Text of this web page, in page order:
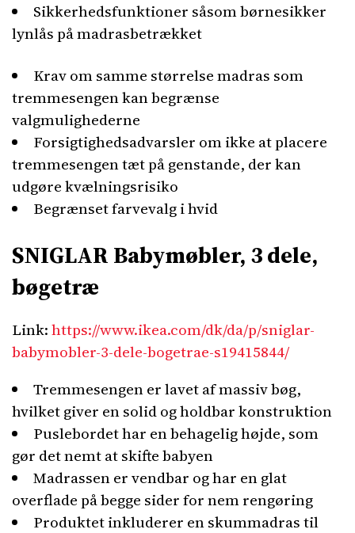
Sikkerhedsfunktioner såsom børnesikker
lynlås på madrasbetrækket
Krav om samme størrelse madras som
tremmesengen kan begrænse
valgmulighederne
Forsigtighedsadvarsler om ikke at placere
tremmesengen tæt på genstande, der kan
udgøre kvælningsrisiko
Begrænset farvevalg i hvid
SNIGLAR Babymøbler, 3 dele,
bøgetræ
Link:https://www.ikea.com/dk/da/p/sniglar-
babymobler-3-dele-bogetrae-s19415844/
Tremmesengen er lavet af massiv bøg,
hvilket giver en solid og holdbar konstruktion
Puslebordet har en behagelig højde, som
gør det nemt at skifte babyen
Madrassen er vendbar og har en glat
overflade på begge sider for nem rengøring
Produktet inkluderer en skummadras til